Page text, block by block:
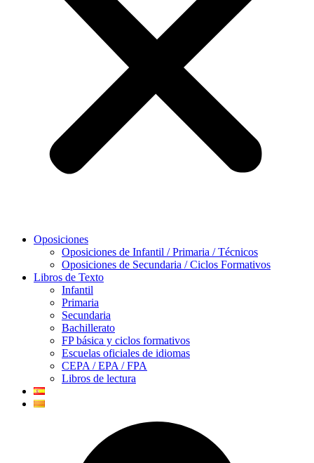
Oposiciones
Oposiciones de Infantil / Primaria / Técnicos
Oposiciones de Secundaria / Ciclos Formativos
Libros de Texto
Infantil
Primaria
Secundaria
Bachillerato
FP básica y ciclos formativos
Escuelas oficiales de idiomas
CEPA / EPA / FPA
Libros de lectura